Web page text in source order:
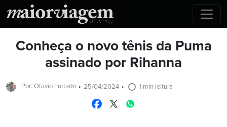
Conheça o novo tênis da Puma
assinado por Rihanna
Por: Otavio Furtado 25/04/2024 1 min leitura